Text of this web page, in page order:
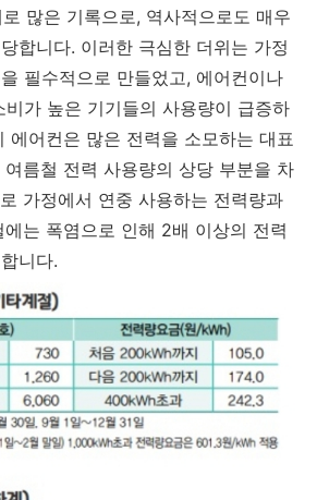
많은 기록으로, 역사적으로도 매우
합니다. 이러한 극심한 더위는 가정
필수적으로 만들었고, 에어컨이나
가 높은 기기들의 사용량이 급증하
에어컨은 많은 전력을 소모하는 대표
름철 전력 사용량의 상당 부분을 차
가정에서 연중 사용하는 전력량과
는 폭염으로 인해 2배 이상의 전력
니다.